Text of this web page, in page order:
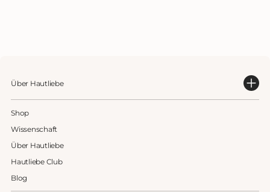
Über Hautliebe
Shop
Wissenschaft
Über Hautliebe
Hautliebe Club
Blog